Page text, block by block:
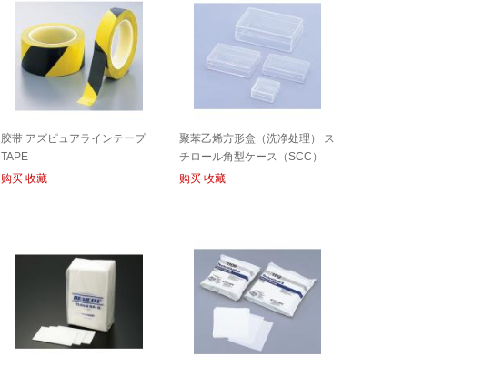
胶带 アズピュアラインテープ
TAPE
购买 收藏
聚苯乙烯方形盒（洗净处理） ス
チロール角型ケース（SCC）
CASE PS FOR CR
购买 收藏